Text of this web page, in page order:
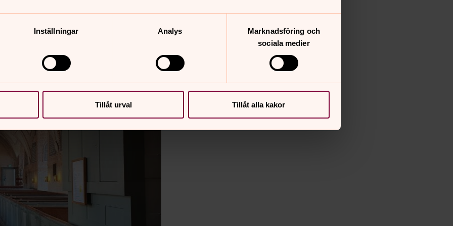
Inställningar Analys
Marknadsföring och
sociala medier
Tillåt urval Tillåt alla kakor
inte.